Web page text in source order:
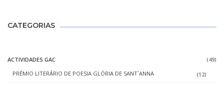
CATEGORIAS
ACTIVIDADES GAC
(49)
PRÉMIO LITERÁRIO DE POESIA GLÓRIA DE SANT´ANNA
(12)